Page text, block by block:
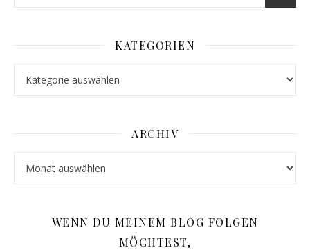
KATEGORIEN
ARCHIV
WENN DU MEINEM BLOG FOLGEN
MÖCHTEST,